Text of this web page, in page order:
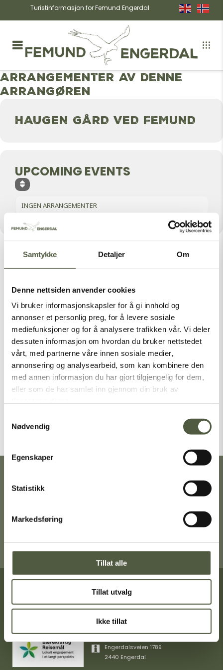
Samtykke Detaljer Om
Denne nettsiden anvender cookies
Vi bruker informasjonskapsler for å gi innhold og
annonser et personlig preg, for å levere sosiale
mediefunksjoner og for å analysere trafikken vår. Vi deler
dessuten informasjon om hvordan du bruker nettstedet
vårt, med partnerne våre innen sosiale medier,
annonsering og analysearbeid, som kan kombinere den
med annen informasjon du har gjort tilgjengelig for dem,
eller som de har samlet inn gjennom din bruk av
Nødvendig
Egenskaper
Statistikk
Markedsføring
Tillat alle
Tillat utvalg
Ikke tillat
Turistinformasjon for Femund Engerdal
Arrangementer av denne
arrangøren
HAUGEN GÅRD VED FEMUND
UPCOMING EVENTS
INGEN ARRANGEMENTER
Latest Posts
Categories
Nasjonalparker
Sommer
[vc_empty_space height=”1px”]
Ta gjerne turen innom Turistkontoret i
Engerdal sentrum for en trivelig prat,
Turistinformasjon
+47 40404349
post@femundengerdal.no
Engerdalsveien 1789
2440 Engerdal